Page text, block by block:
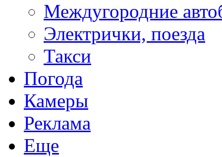
Междугородние
Электрички, поезда
Такси
Погода
Камеры
Реклама
Еще